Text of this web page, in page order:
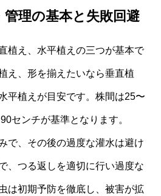
管理の基本と失敗回避
植え、水平植えの三つが基本で
え、形を揃えたいなら垂直植
平植えが目安です。株間は25〜
センチが基準となります。
で、その後の過度な灌水は避け
、つる返しを適切に行い過度な
は初期予防を徹底し、被害が拡